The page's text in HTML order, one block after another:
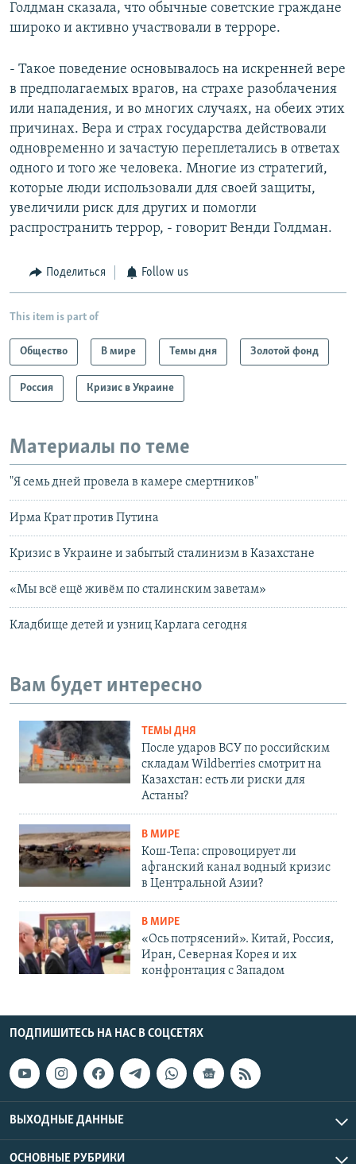
Голдман сказала, что обычные советские граждане
широко и активно участвовали в терроре.
- Такое поведение основывалось на искренней вере
в предполагаемых врагов, на страхе разоблачения
или нападения, и во многих случаях, на обеих этих
причинах. Вера и страх государства действовали
одновременно и зачастую переплетались в ответах
одного и того же человека. Многие из стратегий,
которые люди использовали для своей защиты,
увеличили риск для других и помогли
распространить террор, - говорит Венди Голдман.
Поделиться Follow us
This item is part of
Общество В мире Темы дня Золотой фонд
Россия Кризис в Украине
Материалы по теме
"Я семь дней провела в камере смертников"
Ирма Крат против Путина
Кризис в Украине и забытый сталинизм в Казахстане
«Мы всё ещё живём по сталинским заветам»
Кладбище детей и узниц Карлага сегодня
Вам будет интересно
ТЕМЫ ДНЯ
После ударов ВСУ по российским
складам Wildberries смотрит на
Казахстан: есть ли риски для
Астаны?
В МИРЕ
Кош-Тепа: спровоцирует ли
афганский канал водный кризис
в Центральной Азии?
В МИРЕ
«Ось потрясений». Китай, Россия,
Иран, Северная Корея и их
конфронтация с Западом
ПОДПИШИТЕСЬ НА НАС В СОЦСЕТЯХ
ВЫХОДНЫЕ ДАННЫЕ
ОСНОВНЫЕ РУБРИКИ